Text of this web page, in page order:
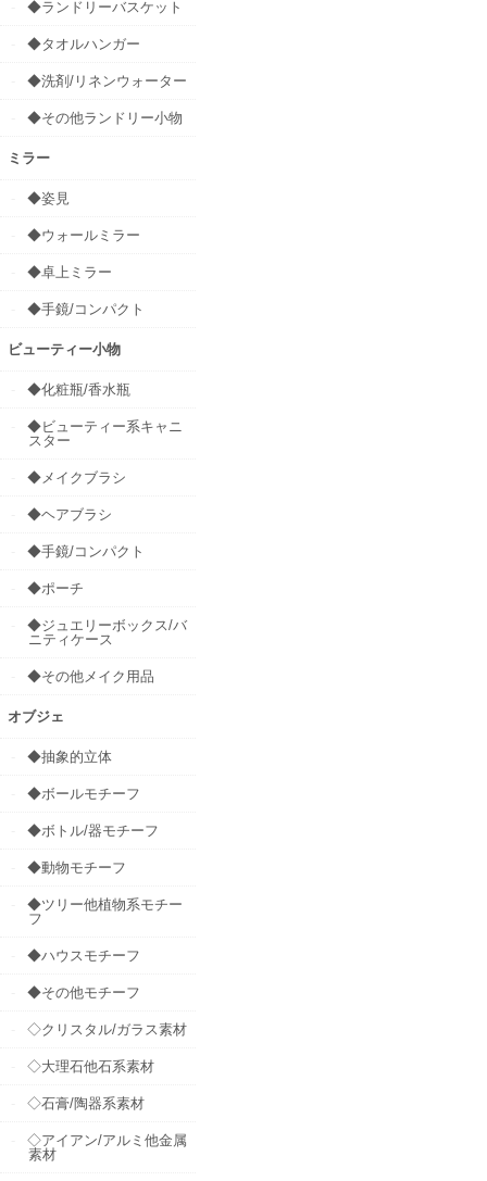
◆ランドリーバスケット
◆タオルハンガー
◆洗剤/リネンウォーター
◆その他ランドリー小物
ミラー
◆姿見
◆ウォールミラー
◆卓上ミラー
◆手鏡/コンパクト
ビューティー小物
◆化粧瓶/香水瓶
◆ビューティー系キャニ
スター
◆メイクブラシ
◆ヘアブラシ
◆手鏡/コンパクト
◆ポーチ
◆ジュエリーボックス/バ
ニティケース
◆その他メイク用品
オブジェ
◆抽象的立体
◆ボールモチーフ
◆ボトル/器モチーフ
◆動物モチーフ
◆ツリー他植物系モチー
フ
◆ハウスモチーフ
◆その他モチーフ
◇クリスタル/ガラス素材
◇大理石他石系素材
◇石膏/陶器系素材
◇アイアン/アルミ他金属
素材